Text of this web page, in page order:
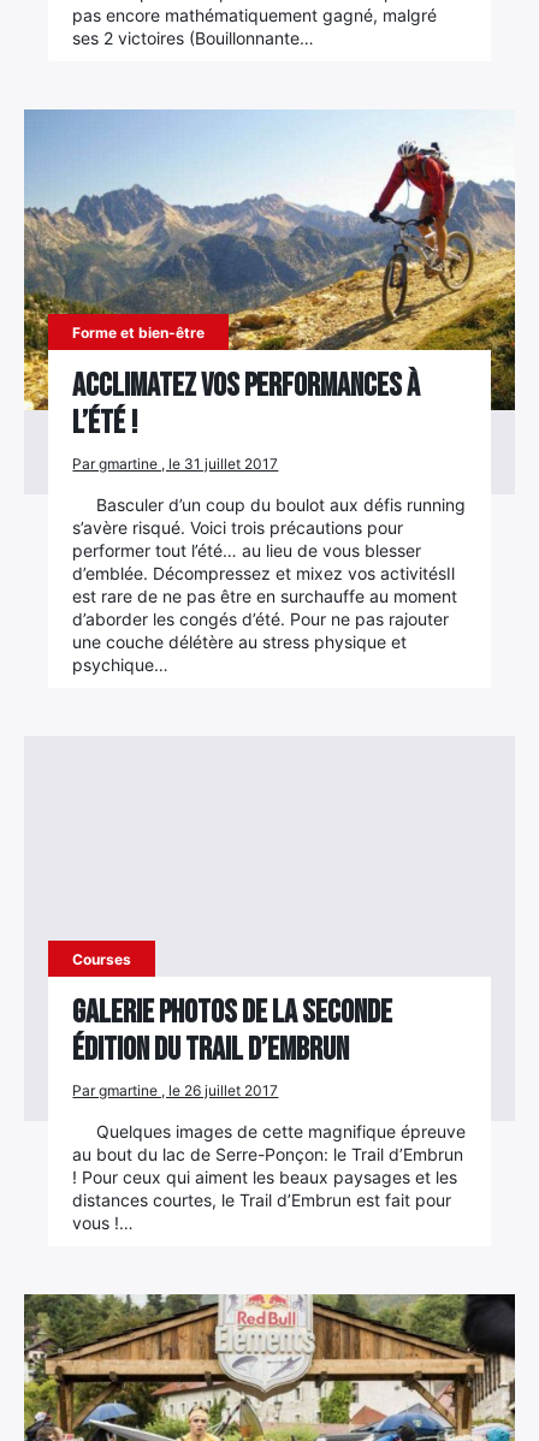
pas encore mathématiquement gagné, malgré
ses 2 victoires (Bouillonnante…
Forme et bien-être
Acclimatez vos performances à
l’été !
Par gmartine , le 31 juillet 2017
Basculer d’un coup du boulot aux défis running
s’avère risqué. Voici trois précautions pour
performer tout l’été… au lieu de vous blesser
d’emblée. Décompressez et mixez vos activitésIl
est rare de ne pas être en surchauffe au moment
d’aborder les congés d’été. Pour ne pas rajouter
une couche délétère au stress physique et
psychique…
Courses
Galerie photos de la seconde
édition du Trail d’Embrun
Par gmartine , le 26 juillet 2017
Quelques images de cette magnifique épreuve
au bout du lac de Serre-Ponçon: le Trail d’Embrun
! Pour ceux qui aiment les beaux paysages et les
distances courtes, le Trail d’Embrun est fait pour
vous !…
: